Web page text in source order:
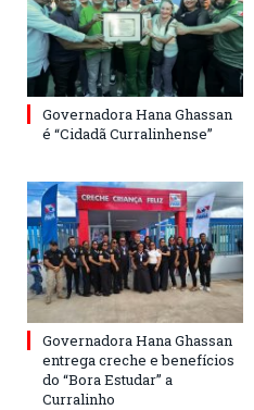
Governadora Hana Ghassan
é “Cidadã Curralinhense”
Governadora Hana Ghassan
entrega creche e benefícios
do “Bora Estudar” a
Curralinho